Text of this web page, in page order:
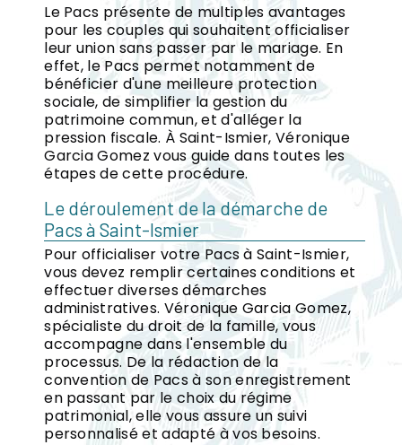
Le Pacs présente de multiples avantages
pour les couples qui souhaitent officialiser
leur union sans passer par le mariage. En
effet, le Pacs permet notamment de
bénéficier d'une meilleure protection
sociale, de simplifier la gestion du
patrimoine commun, et d'alléger la
pression fiscale. À Saint-Ismier, Véronique
Garcia Gomez vous guide dans toutes les
étapes de cette procédure.
Le déroulement de la démarche de
Pacs à Saint-Ismier
Pour officialiser votre Pacs à Saint-Ismier,
vous devez remplir certaines conditions et
effectuer diverses démarches
administratives. Véronique Garcia Gomez,
spécialiste du droit de la famille, vous
accompagne dans l'ensemble du
processus. De la rédaction de la
convention de Pacs à son enregistrement
en passant par le choix du régime
patrimonial, elle vous assure un suivi
personnalisé et adapté à vos besoins.